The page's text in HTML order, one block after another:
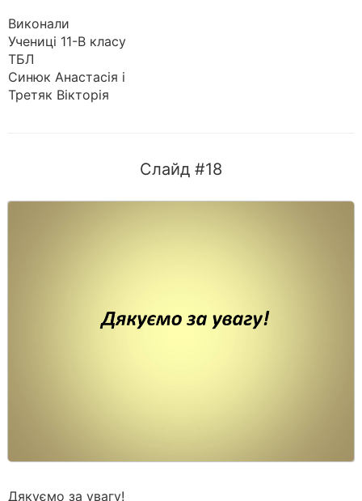
Виконали
Учениці 11-В класу
ТБЛ
Синюк Анастасія і
Третяк Вікторія
Слайд #18
Дякуємо за увагу!